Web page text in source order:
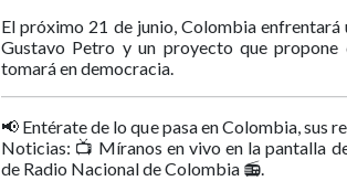
El próximo 21 de junio, Colombia
Gustavo Petro y un proyecto que propone
tomará en democracia.
📢 Entérate de lo que pasa en Colombia, sus
Noticias: 📺 Míranos en vivo en la pantalla
de Radio Nacional de Colombia 📻.